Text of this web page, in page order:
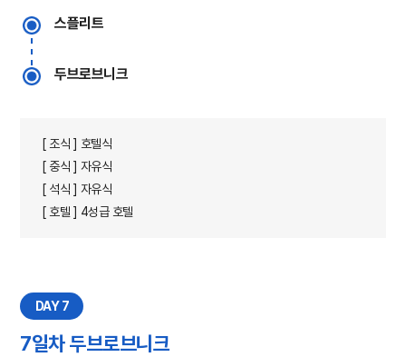
스플리트
두브로브니크
[ 조식 ] 호텔식
[ 중식 ] 자유식
[ 석식 ] 자유식
[ 호텔 ] 4성급 호텔
DAY 7
7일차 두브로브니크